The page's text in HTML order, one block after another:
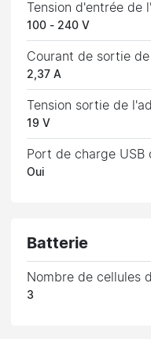
Tension d'entrée
100 - 240 V
Courant de sortie
2,37 A
Tension sortie de
19 V
Port de charge USB
Oui
Batterie
Nombre de cellules
3